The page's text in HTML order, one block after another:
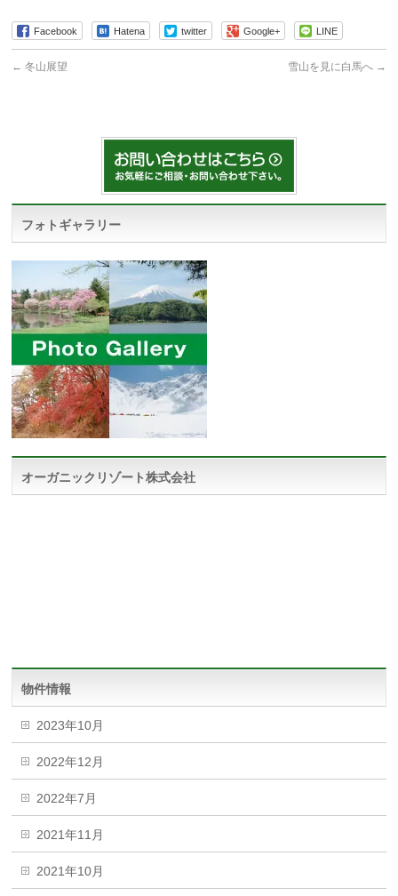
Facebook Hatena twitter Google+ LINE
← 冬山展望 雪山を見に白馬へ →
フォトギャラリー
オーガニックリゾート株式会社
物件情報
2023年10月
2022年12月
2022年7月
2021年11月
2021年10月